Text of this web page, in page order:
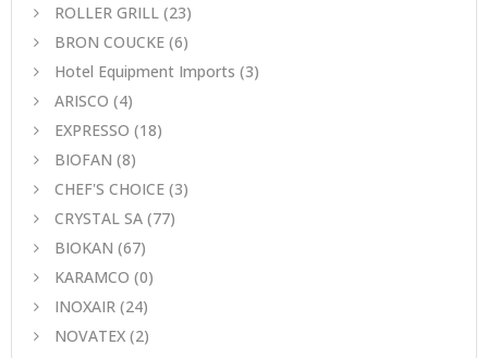
ROLLER GRILL (23)
BRON COUCKE (6)
Hotel Equipment Imports (3)
ARISCO (4)
EXPRESSO (18)
BIOFAN (8)
CHEF'S CHOICE (3)
CRYSTAL SA (77)
BIOKAN (67)
KARAMCO (0)
INOXAIR (24)
NOVATEX (2)